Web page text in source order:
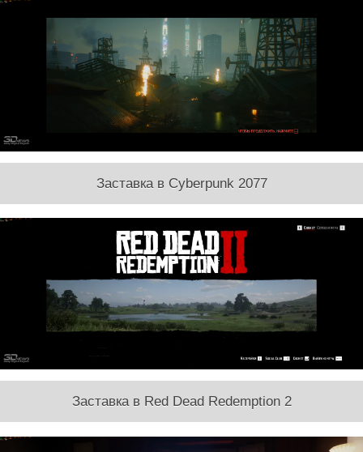
Заставка в Cyberpunk 2077
Заставка в Red Dead Redemption 2